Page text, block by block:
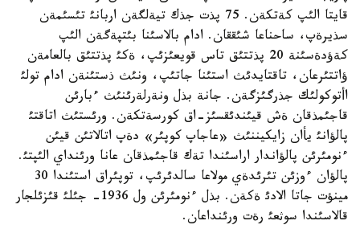
قايتا الئپ كةتكةن. 75 پذت جذك تيةلگةن اربانئ تئسئمةن
سذيرةپ، ساحناعا شئققان. ادام بالاسئنا بئتپةگةن الئپ
كةؤدةسئنة 20 پذتتئق تاس قويعئزئپ، ةكئ پذتتئق بالعامةن
ؤاتتئرعان، تاقتايدئث استئنا جاتئپ، ونئث ذستئنةن ادام تولئ
اأتوكولئك جذرگئزگةن. جانة بذل ونةرلةرئنئث ءبارئن
قاجئمذقان ةش قيئندئقسئز-اق كورسةتكةن. ورئستئث اتاقتئ
پالؤانئ يأان زايكيننئث «عاجاپ كوپئر» دةپ اتالاتئن قيئن
ءنومئرئن پالؤاندار اراسئندا تةك قاجئمذقان عانا ورئنداي الئپتئ.
پالؤان ءوزئن تئرئدةي مولاعا سالدئرئپ، توپئراق استئندا 30
مينؤت جاتا الادئ ةكةن. بذل ءنومئرئن ول 1936- جئلئ قئزئلجار
قالاسئندا سوثعئ رةت ورئنداعان.